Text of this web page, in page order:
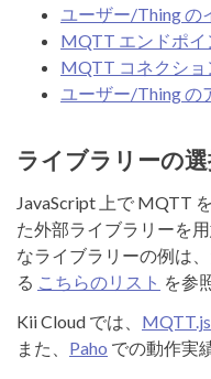
ユーザー/Thing の
MQTT エンドポイ
MQTT コネクショ
ユーザー/Thing の
ライブラリーの
JavaScript 上で MQTT
た外部ライブラリーを
なライブラリーの例は
る こちらのリスト を参
Kii Cloud では、 MQTT.js
また、 Paho での動作実